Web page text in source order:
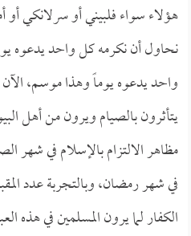
هؤلاء سواء فلبيني أو سرلانكي
نحاول أن نكرمه كل واحد يدعوه
واحد يدعوه يوماً وهذا موسم، الآن
يتأثرون بالصيام ويرون من أهل
مظاهر الالتزام بالإسلام في شهر
في شهر رمضان، وبالتجربة عدد
الكفار لما يرون المسلمين في هذه